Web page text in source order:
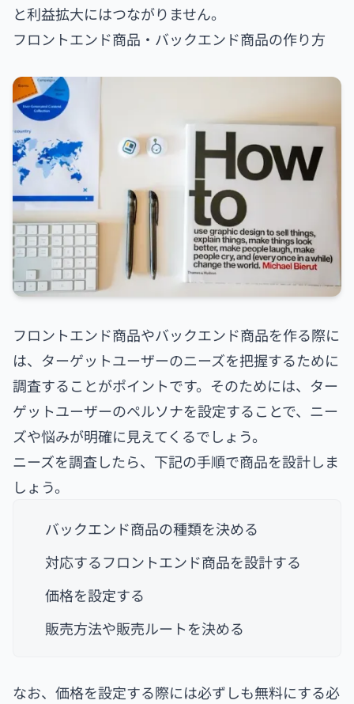
と利益拡大にはつながりません。
フロントエンド商品・バックエンド商品の作り方
フロントエンド商品やバックエンド商品を作る際に
は、ターゲットユーザーのニーズを把握するために
調査することがポイントです。そのためには、ター
ゲットユーザーのペルソナを設定することで、ニー
ズや悩みが明確に見えてくるでしょう。
ニーズを調査したら、下記の手順で商品を設計しま
しょう。
バックエンド商品の種類を決める
対応するフロントエンド商品を設計する
価格を設定する
販売方法や販売ルートを決める
なお、価格を設定する際には必ずしも無料にする必